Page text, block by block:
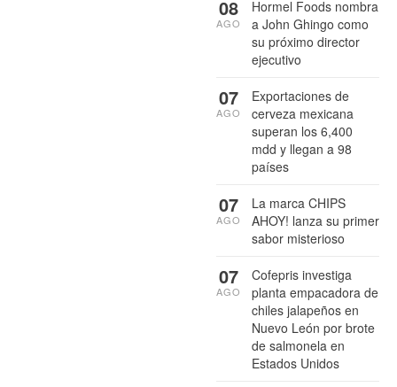
Hormel Foods nombra
a John Ghingo como
su próximo director
ejecutivo
08
AGO
Exportaciones de
cerveza mexicana
superan los 6,400
mdd y llegan a 98
países
07
AGO
La marca CHIPS
AHOY! lanza su primer
sabor misterioso
07
AGO
Cofepris investiga
planta empacadora de
chiles jalapeños en
Nuevo León por brote
de salmonela en
Estados Unidos
07
AGO